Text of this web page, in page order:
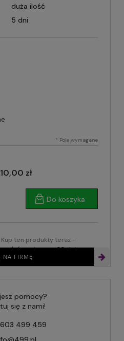
duża ilość
5 dni
* Pole wymagane
zł
Do koszyka
NA FIRMĘ
Kup ten produkty teraz -
zapłać za niego za 30 dni
pomocy?
się z nami!
499 459